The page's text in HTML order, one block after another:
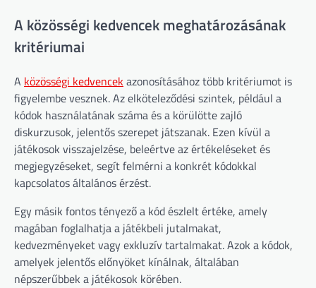
A közösségi kedvencek meghatározásának
kritériumai
A közösségi kedvencekazonosításához több kritériumot is
figyelembe vesznek. Az elköteleződési szintek, például a
kódok használatának száma és a körülötte zajló
diskurzusok, jelentős szerepet játszanak. Ezen kívül a
játékosok visszajelzése, beleértve az értékeléseket és
megjegyzéseket, segít felmérni a konkrét kódokkal
kapcsolatos általános érzést.
Egy másik fontos tényező a kód észlelt értéke, amely
magában foglalhatja a játékbeli jutalmakat,
kedvezményeket vagy exkluzív tartalmakat. Azok a kódok,
amelyek jelentős előnyöket kínálnak, általában
népszerűbbek a játékosok körében.